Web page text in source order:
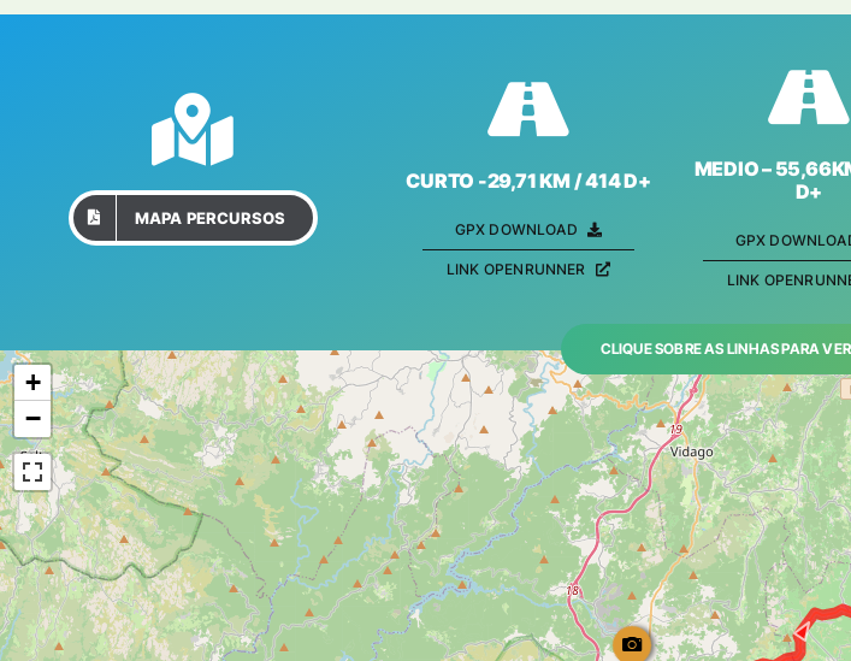
MAPA PERCURSOS
CURTO -29,71 KM / 414 D+
GPX DOWNLOAD
LINK OPENRUNNER
MEDIO –
D+
GPX
LINK
CLIQUE SOBRE AS LINHAS PARA
+
−